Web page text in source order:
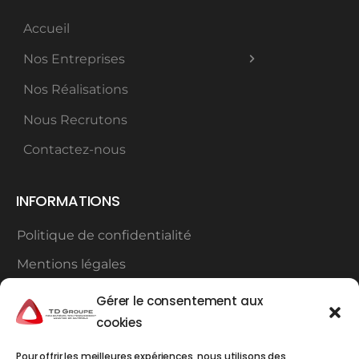
Gérer le consentement aux
cookies
Pour offrir les meilleures expériences, nous utilisons des
Accueil
Nos Entreprises
Nos Réalisations
Nous Recrutons
Contactez-nous
INFORMATIONS
Politique de confidentialité
Mentions légales